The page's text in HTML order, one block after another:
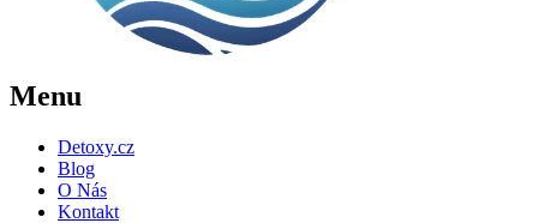
Menu
Detoxy.cz
Blog
O Nás
Kontakt